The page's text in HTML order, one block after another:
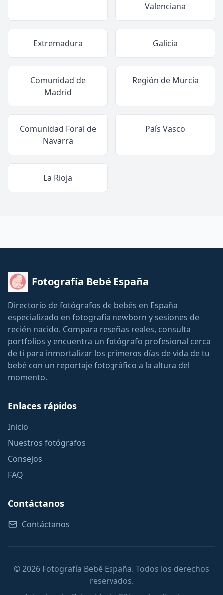
Valenciana
Extremadura Galicia
Comunidad de
Madrid
Región de Murcia
Comunidad Foral de
Navarra
País Vasco
La Rioja
Fotografía Bebé España
Directorio de fotógrafos de bebés en España
especializado en fotografía newborn y sesiones de
recién nacido. Compara reseñas reales, consulta
portfolios y encuentra un fotógrafo profesional cerca
de ti para inmortalizar los primeros días de vida de tu
bebé con un reportaje fotográfico a la altura del
momento.
Enlaces rápidos
Inicio
Nuestros fotógrafos
Consejos
FAQ
Contáctanos
Contáctanos
© 2026 Fotografía Bebé España. Todos los derechos
reservados.